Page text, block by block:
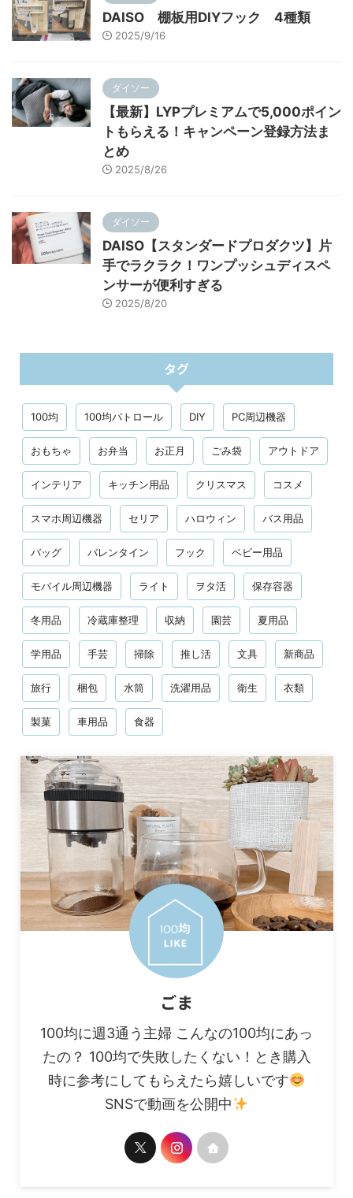
DAISO 棚板用DIYフック 4種類
2025/9/16
ダイソー
【最新】LYPプレミアムで5,000ポイン
トもらえる！キャンペーン登録方法ま
とめ
2025/8/26
ダイソー
DAISO【スタンダードプロダクツ】片
手でラクラク！ワンプッシュディスペ
ンサーが便利すぎる
2025/8/20
タグ
100均 100均パトロール DIY PC周辺機器
おもちゃ お弁当 お正月 ごみ袋 アウトドア
インテリア キッチン用品 クリスマス コスメ
スマホ周辺機器 セリア ハロウィン バス用品
バッグ バレンタイン フック ベビー用品
モバイル周辺機器 ライト ヲタ活 保存容器
冬用品 冷蔵庫整理 収納 園芸 夏用品
学用品 手芸 掃除 推し活 文具 新商品
旅行 梱包 水筒 洗濯用品 衛生 衣類
製菓 車用品 食器
ごま
100均に週3通う主婦 こんなの100均にあっ
たの？ 100均で失敗したくない！とき購入
時に参考にしてもらえたら嬉しいです
SNSで動画を公開中